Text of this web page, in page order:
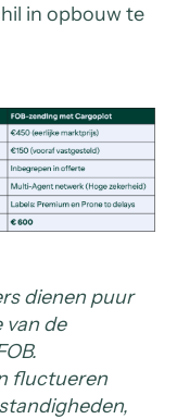
in opbouw te
dienen puur
van de
fluctueren